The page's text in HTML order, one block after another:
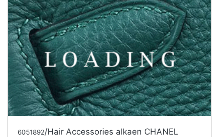
6051892/Hair Accessories alkaen CHANEL